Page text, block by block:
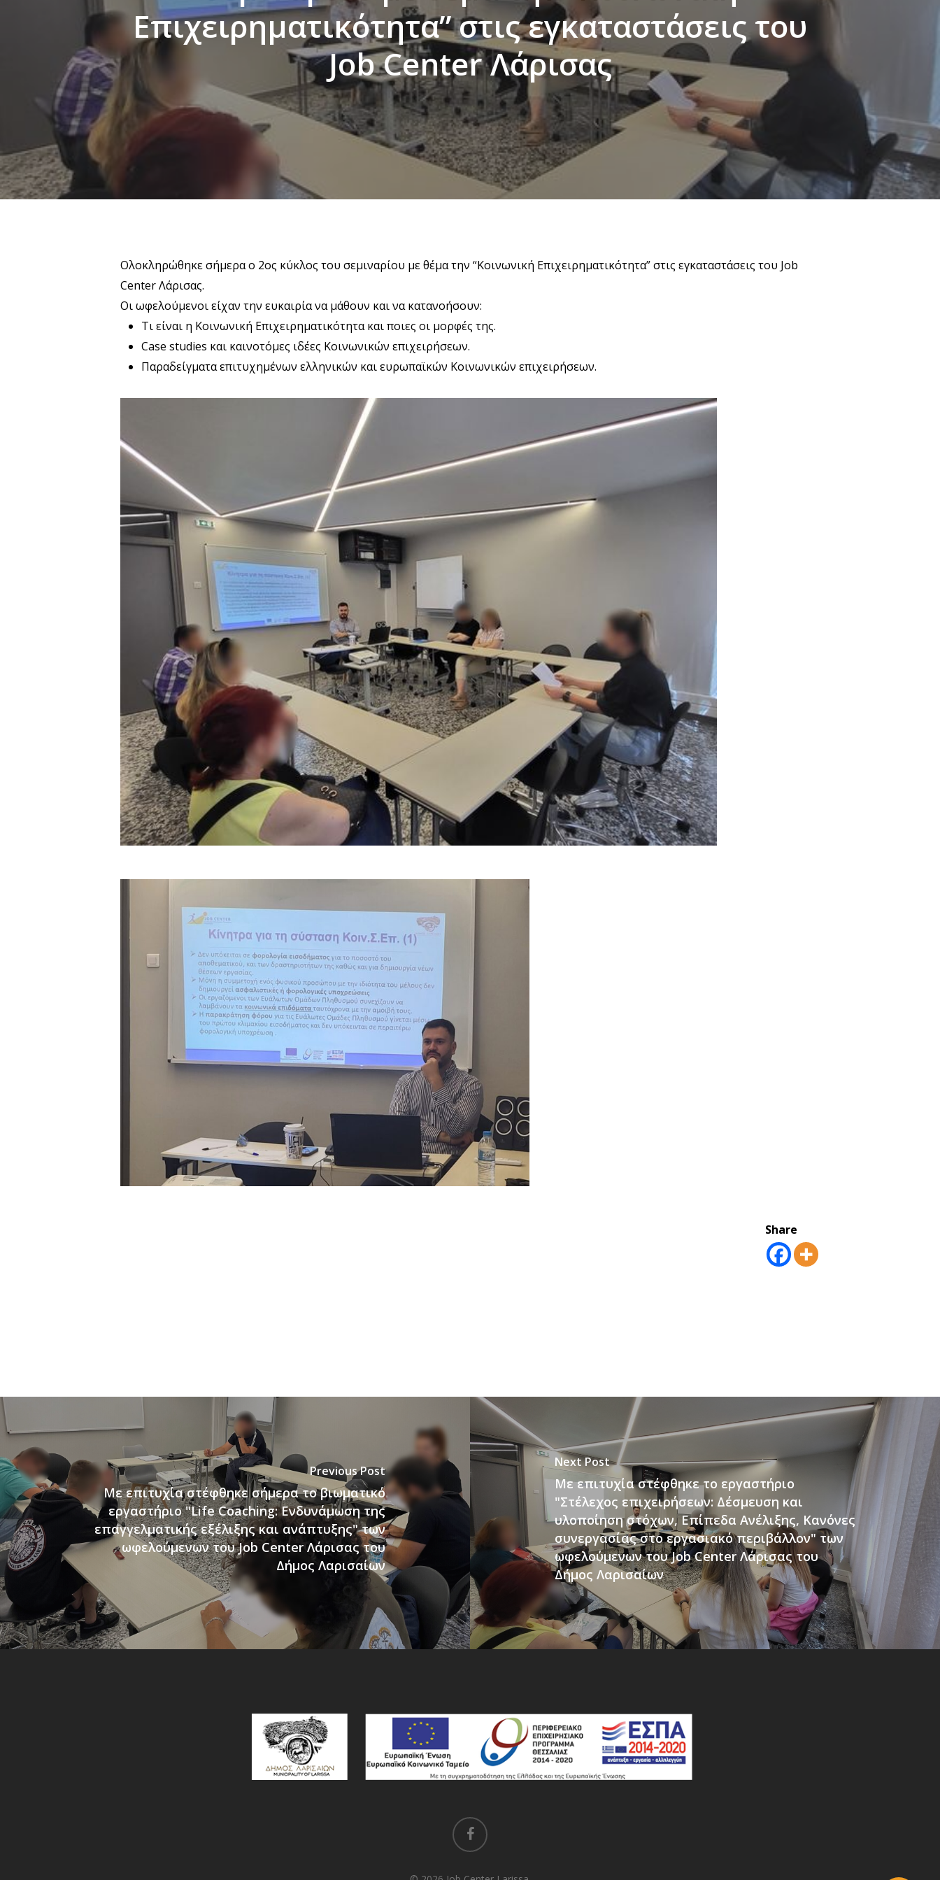
Επιχειρηματικότητα” στις εγκαταστάσεις του
Job Center Λάρισας
Ολοκληρώθηκε σήμερα ο 2ος κύκλος του σεμιναρίου με θέμα την “Κοινωνική Επιχειρηματικότητα” στις εγκαταστάσεις του Job
Center Λάρισας.
Οι ωφελούμενοι είχαν την ευκαιρία να μάθουν και να κατανοήσουν:
Τι είναι η Κοινωνική Επιχειρηματικότητα και ποιες οι μορφές της.
Case studies και καινοτόμες ιδέες Κοινωνικών επιχειρήσεων.
Παραδείγματα επιτυχημένων ελληνικών και ευρωπαϊκών Κοινωνικών επιχειρήσεων.
Share
Previous Post
Με επιτυχία στέφθηκε σήμερα το βιωματικό
εργαστήριο "Life Coaching: Ενδυνάμωση της
επαγγελματικής εξέλιξης και ανάπτυξης" των
ωφελούμενων του Job Center Λάρισας του
Δήμος Λαρισαίων
Next Post
Με επιτυχία στέφθηκε το εργαστήριο
"Στέλεχος επιχειρήσεων: Δέσμευση και
υλοποίηση στόχων, Επίπεδα Ανέλιξης, Κανόνες
συνεργασίας στο εργασιακό περιβάλλον" των
ωφελούμενων του Job Center Λάρισας του
Δήμος Λαρισαίων
facebook